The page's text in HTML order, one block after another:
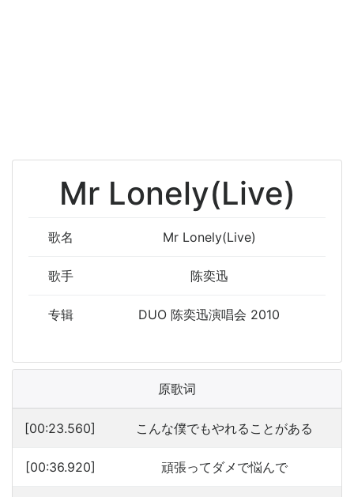
Mr Lonely(Live)
歌名 Mr Lonely(Live)
歌手 陈奕迅
专辑 DUO 陈奕迅演唱会 2010
原歌词
[00:23.560] こんな僕でもやれることがある
[00:36.920] 頑張ってダメで悩んで